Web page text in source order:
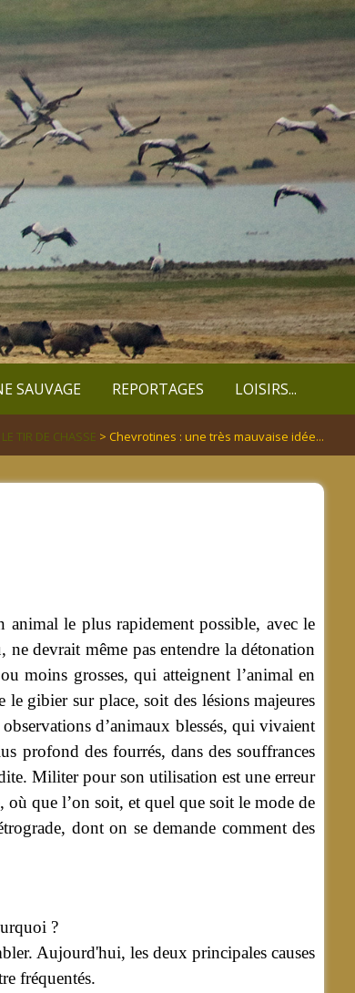
SAUVAGE REPORTAGES LOISIRS...
LE TIR DE CHASSE > Chevrotines : une très mauvaise idée...
animal le plus rapidement possible, avec le
devrait même pas entendre la détonation
moins grosses, qui atteignent l’animal en
gibier sur place, soit des lésions majeures
d’animaux blessés, qui vivaient
profond des fourrés, dans des souffrances
Militer pour son utilisation est une erreur
où que l’on soit, et quel que soit le mode de
dont on se demande comment des
?
Aujourd'hui, les deux principales causes
fréquentés.